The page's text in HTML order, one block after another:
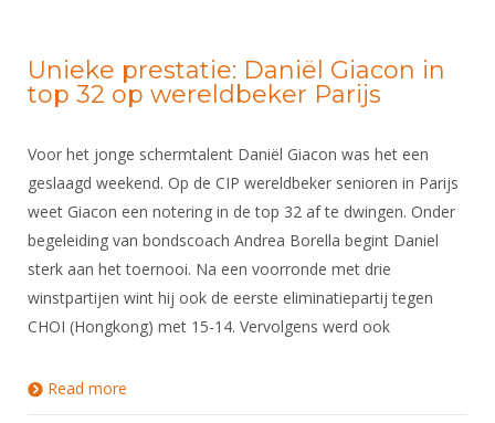
Unieke prestatie: Daniël Giacon in
top 32 op wereldbeker Parijs
Voor het jonge schermtalent Daniël Giacon was het een
geslaagd weekend. Op de CIP wereldbeker senioren in Parijs
weet Giacon een notering in de top 32 af te dwingen. Onder
begeleiding van bondscoach Andrea Borella begint Daniel
sterk aan het toernooi. Na een voorronde met drie
winstpartijen wint hij ook de eerste eliminatiepartij tegen
CHOI (Hongkong) met 15-14. Vervolgens werd ook
Read more